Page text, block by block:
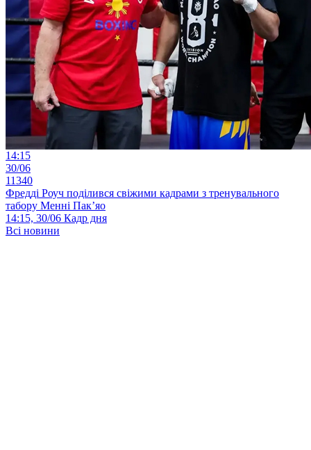
14:15
30/06
11340
Фредді Роуч поділився свіжими кадрами з тренувального
табору Менні Пак’яо
14:15, 30/06 Кадр дня
Всі новини